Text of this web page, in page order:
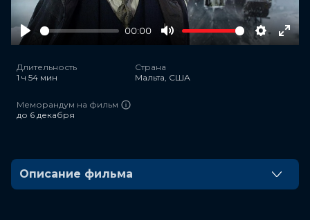
Play
00:00
Mute Settings
Длительность
1 ч 54 мин
Страна
Мальта, США
Меморандум на фильм
до 6 декабря
Описание фильма